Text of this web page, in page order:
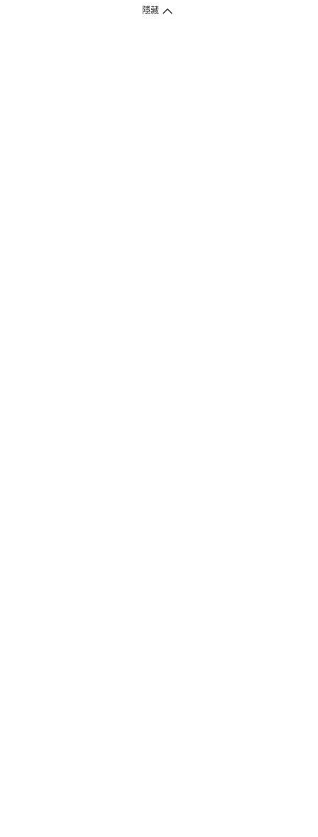
隱藏